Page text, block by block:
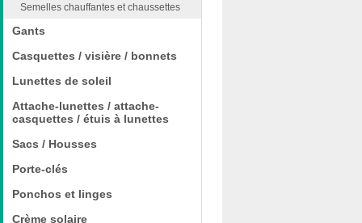
Semelles chauffantes et chaussettes
Gants
Casquettes / visière / bonnets
Lunettes de soleil
Attache-lunettes / attache-
casquettes / étuis à lunettes
Sacs / Housses
Porte-clés
Ponchos et linges
Crème solaire